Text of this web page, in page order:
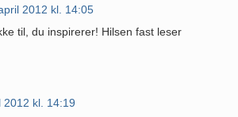
2012 kl. 14:05
til, du inspirerer! Hilsen fast leser
2012 kl. 14:19